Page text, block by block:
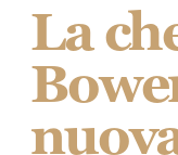
La